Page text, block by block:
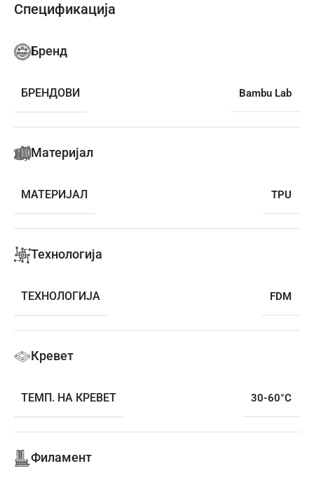
Спецификација
Бренд
БРЕНДОВИ Bambu Lab
Материјал
МАТЕРИЈАЛ TPU
Технологија
ТЕХНОЛОГИЈА FDM
Кревет
ТЕМП. НА КРЕВЕТ 30-60°C
Филамент